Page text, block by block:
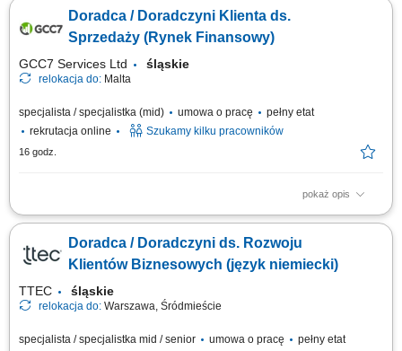
Doradca / Doradczyni Klienta ds.
Sprzedaży (Rynek Finansowy)
GCC7 Services Ltd śląskie
relokacja do: Malta
specjalista / specjalistka (mid) umowa o pracę
pełny etat
rekrutacja online
Szukamy kilku pracowników
16 godz.
pokaż opis
Zakres obowiązków: Telefoniczny kontakt z klientami zainteresowanymi
edukacji finansowej. Budowanie długofalowych relacji z klientami oraz
pozyskiwanie nowych odbiorców dla partnerów biznesowych. Realizacja
Doradca / Doradczyni ds. Rozwoju
Klientów Biznesowych (język niemiecki)
TTEC śląskie
relokacja do: Warszawa, Śródmieście
specjalista / specjalistka mid / senior umowa o pracę
pełny etat